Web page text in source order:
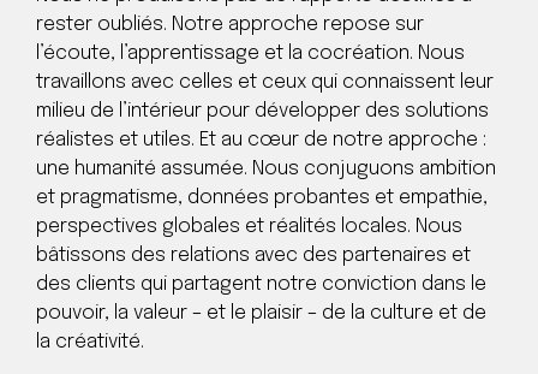
rester oubliés. Notre approche repose sur
l’écoute, l’apprentissage et la cocréation. Nous
travaillons avec celles et ceux qui connaissent leur
milieu de l’intérieur pour développer des solutions
réalistes et utiles. Et au cœur de notre approche :
une humanité assumée. Nous conjuguons ambition
et pragmatisme, données probantes et empathie,
perspectives globales et réalités locales. Nous
bâtissons des relations avec des partenaires et
des clients qui partagent notre conviction dans le
pouvoir, la valeur – et le plaisir – de la culture et de
la créativité.